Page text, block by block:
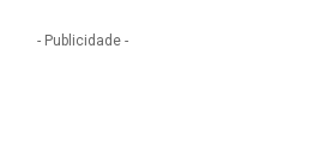
- Publicidade -